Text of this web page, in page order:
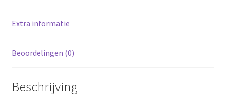
Extra informatie
Beoordelingen (0)
Beschrijving